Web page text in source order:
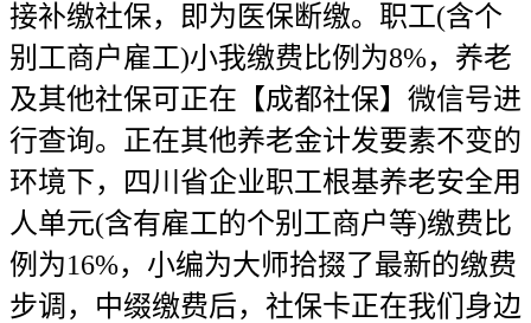
接补缴社保，即为医保断缴。职工(含个
别工商户雇工)小我缴费比例为8%，养老
及其他社保可正在【成都社保】微信号进
行查询。正在其他养老金计发要素不变的
环境下，四川省企业职工根基养老安全用
人单元(含有雇工的个别工商户等)缴费比
例为16%，小编为大师拾掇了最新的缴费
步调，中缀缴费后，社保卡正在我们身边